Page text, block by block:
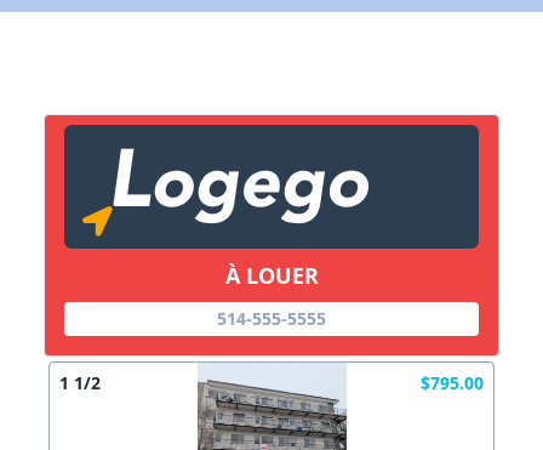
À LOUER
514-555-5555
1 1/2 $795.00
X Fermer Envoyez
Copier lien
X Fermer